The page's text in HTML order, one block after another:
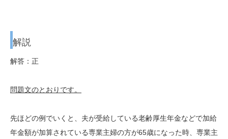
解説
解答：正
問題文のとおりです。
先ほどの例でいくと、夫が受給している老齢厚生年金などで加給
年金額が加算されている専業主婦の方が65歳になった時、専業主